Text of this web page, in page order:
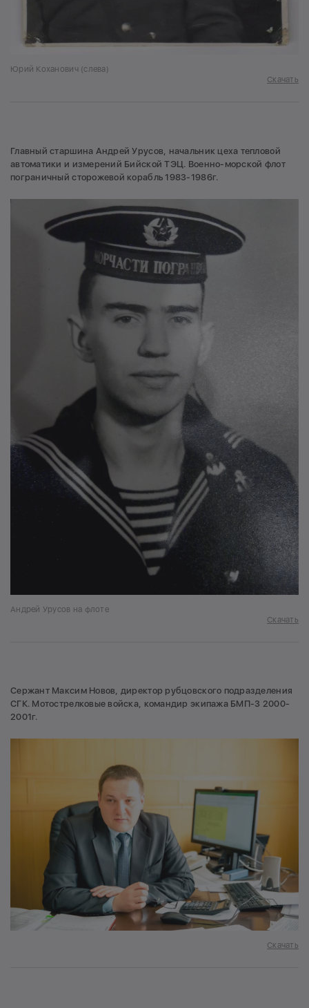
Юрий Коханович (слева)
Скачать
Главный старшина Андрей Урусов, начальник цеха тепловой
автоматики и измерений Бийской ТЭЦ. Военно-морской флот
пограничный сторожевой корабль 1983-1986г.
Андрей Урусов на флоте
Скачать
Сержант Максим Новов, директор рубцовского подразделения
СГК. Мотострелковые войска, командир экипажа БМП-3 2000-
2001г.
Скачать